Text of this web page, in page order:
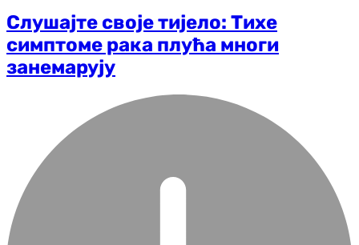
Слушајте своје тијело: Тихе
симптоме рака плућа многи
занемарују